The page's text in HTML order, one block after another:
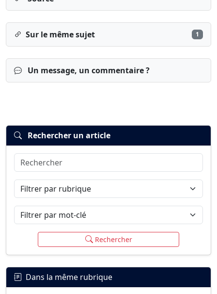
Sur le même sujet 1
Un message, un commentaire ?
Connexion
Rechercher un article
Rechercher
Filtrer par rubrique
Filtrer par mot-clé
Rechercher
Dans la même rubrique